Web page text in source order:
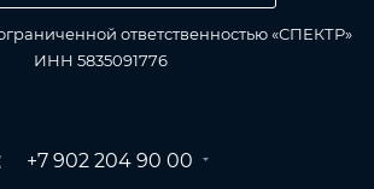
ответственностью «СПЕКТР»
ИНН 5835091776
+7 902 204 90 00